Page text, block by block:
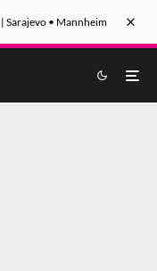
Sarajevo • Mannheim